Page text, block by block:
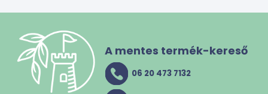
A mentes termék-kereső
06 20 473 7132